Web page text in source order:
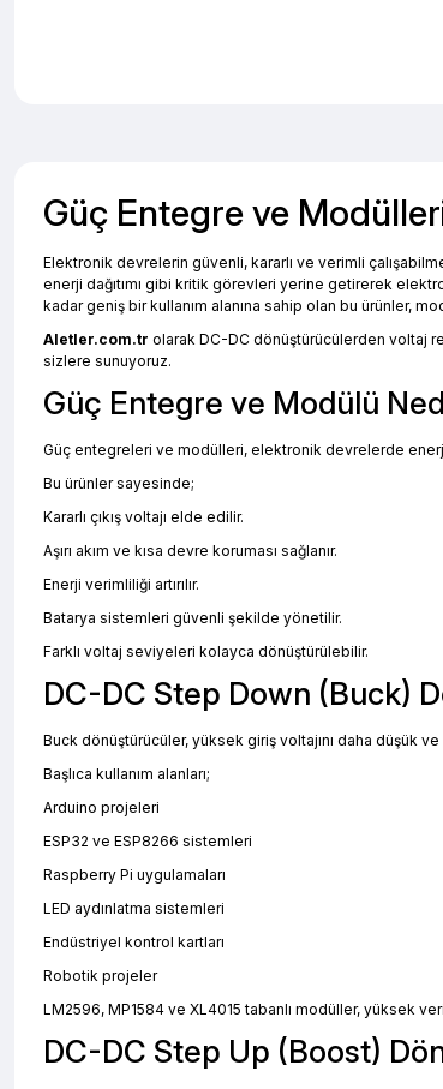
Güç Entegre ve
Elektronik devrelerin güvenli, kararlı ve verimli
enerji dağıtımı gibi kritik görevleri yerine getirerek
kadar geniş bir kullanım alanına sahip olan bu ürünler,
Aletler.com.tr olarak DC-DC dönüştürücülerden voltaj
sizlere sunuyoruz.
Güç Entegre ve Modülü
Güç entegreleri ve modülleri, elektronik devrelerde enerji
Bu ürünler sayesinde;
Kararlı çıkış voltajı elde edilir.
Aşırı akım ve kısa devre koruması sağlanır.
Enerji verimliliği artırılır.
Batarya sistemleri güvenli şekilde yönetilir.
Farklı voltaj seviyeleri kolayca dönüştürülebilir.
DC-DC Step Down (Buck)
Buck dönüştürücüler, yüksek giriş voltajını daha düşük
Başlıca kullanım alanları;
Arduino projeleri
ESP32 ve ESP8266 sistemleri
Raspberry Pi uygulamaları
LED aydınlatma sistemleri
Endüstriyel kontrol kartları
Robotik projeler
LM2596, MP1584 ve XL4015 tabanlı modüller, yüksek
DC-DC Step Up (Boost)